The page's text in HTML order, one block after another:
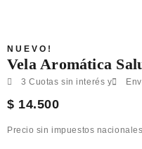
NUEVO!
Vela Aromática
3 Cuotas sin interés y
$ 14.500
Precio sin impuestos